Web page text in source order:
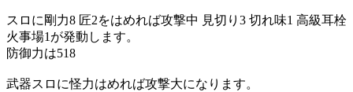
スロに剛力8 匠2をはめれば攻撃中 見切り3 切れ味1 高級耳栓
火事場1が発動します。
防御力は518
武器スロに怪力はめれば攻撃大になります。